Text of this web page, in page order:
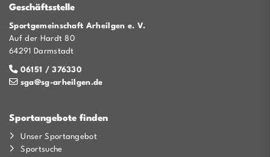
Geschäftsstelle
Sportgemeinschaft Arheilgen e. V.
Auf der Hardt 80
64291 Darmstadt
06151 / 376330
sga@sg-arheilgen.de
Sportangebote finden
Unser Sportangebot
Sportsuche